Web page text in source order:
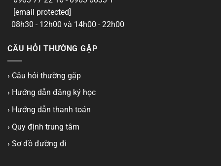
[email protected]
08h30 - 12h00 và 14h00 - 22h00
CÂU HỎI THƯỜNG GẶP
› Câu hỏi thường gặp
› Hướng dẫn đăng ký học
› Hướng dẫn thanh toán
› Quy định trung tâm
› Sơ đồ đường đi